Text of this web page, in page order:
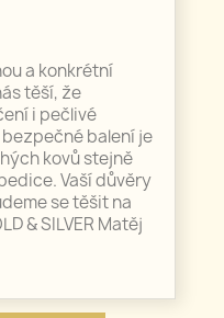
a konkrétní
těší, že
i pečlivé
balení je
kovů stejně
Vaší důvěry
se těšit na
& SILVER Matěj